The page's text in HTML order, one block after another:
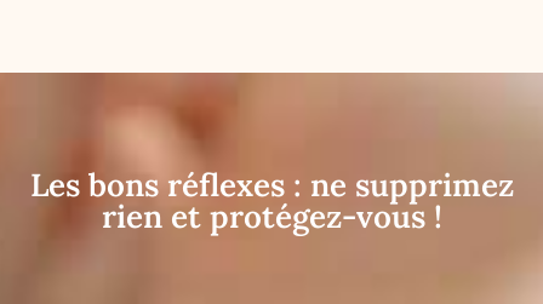
Les bons réflexes : ne supprimez
rien et protégez-vous !